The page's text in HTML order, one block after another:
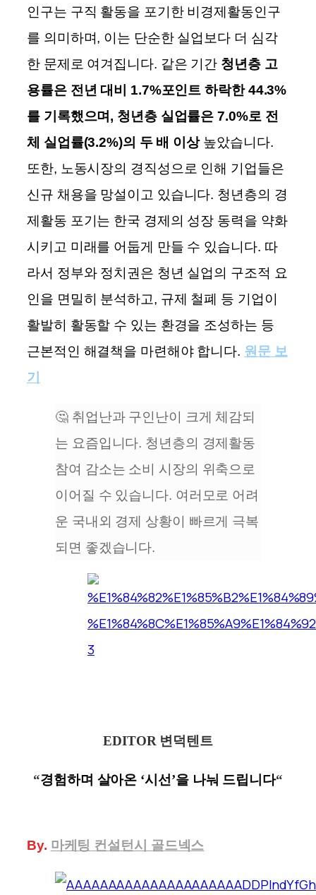
인구는 구직 활동을 포기한 비경제활동인구
를 의미하며, 이는 단순한 실업보다 더 심각
한 문제로 여겨집니다. 같은 기간 청년층 고
용률은 전년 대비 1.7%포인트 하락한 44.3%
를 기록했으며, 청년층 실업률은 7.0%로 전
체 실업률(3.2%)의 두 배 이상높았습니다.
또한, 노동시장의 경직성으로 인해 기업들은
신규 채용을 망설이고 있습니다. 청년층의 경
제활동 포기는 한국 경제의 성장 동력을 약화
시키고 미래를 어둡게 만들 수 있습니다. 따
라서 정부와 정치권은 청년 실업의 구조적 요
인을 면밀히 분석하고, 규제 철폐 등 기업이
활발히 활동할 수 있는 환경을 조성하는 등
근본적인 해결책을 마련해야 합니다. 원문 보
기
🤔 취업난과 구인난이 크게 체감되
는 요즘입니다. 청년층의 경제활동
참여 감소는 소비 시장의 위축으로
이어질 수 있습니다. 여러모로 어려
운 국내외 경제 상황이 빠르게 극복
되면 좋겠습니다.
EDITOR 변덕텐트
“경험하며 살아온 ‘시선’을나눠 드립니다“
By. 마케팅 컨설턴시 골드넥스